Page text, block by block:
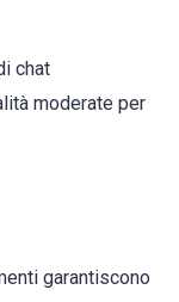
chat
moderate per
garantiscono